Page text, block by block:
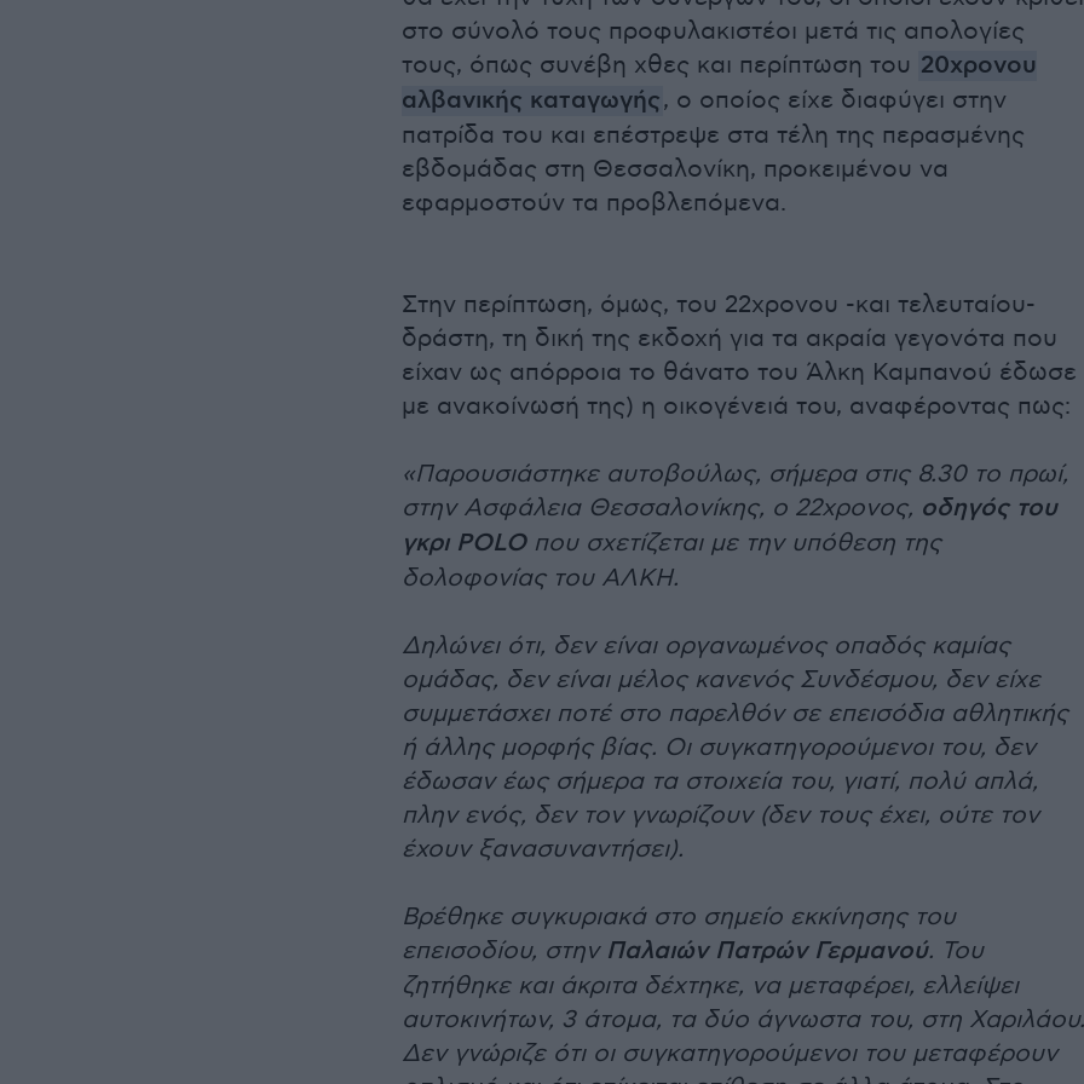
στο σύνολό τους προφυλακιστέοι μετά τις απολογίες
τους, όπως συνέβη χθες και περίπτωση του 20χρονου
αλβανικής καταγωγής, ο οποίος είχε διαφύγει στην
πατρίδα του και επέστρεψε στα τέλη της περασμένης
εβδομάδας στη Θεσσαλονίκη, προκειμένου να
εφαρμοστούν τα προβλεπόμενα.
Στην περίπτωση, όμως, του 22χρονου -και τελευταίου-
δράστη, τη δική της εκδοχή για τα ακραία γεγονότα που
είχαν ως απόρροια το θάνατο του Άλκη Καμπανού έδωσε
με ανακοίνωσή της) η οικογένειά του, αναφέροντας πως:
«Παρουσιάστηκε αυτοβούλως, σήμερα στις 8.30 το πρωί,
στην Ασφάλεια Θεσσαλονίκης, ο 22χρονος, οδηγός του
γκρι POLOπου σχετίζεται με την υπόθεση της
δολοφονίας του ΑΛΚΗ.
Δηλώνει ότι, δεν είναι οργανωμένος οπαδός καμίας
ομάδας, δεν είναι μέλος κανενός Συνδέσμου, δεν είχε
συμμετάσχει ποτέ στο παρελθόν σε επεισόδια αθλητικής
ή άλλης μορφής βίας. Οι συγκατηγορούμενοι του, δεν
έδωσαν έως σήμερα τα στοιχεία του, γιατί, πολύ απλά,
πλην ενός, δεν τον γνωρίζουν (δεν τους έχει, ούτε τον
έχουν ξανασυναντήσει).
Βρέθηκε συγκυριακά στο σημείο εκκίνησης του
επεισοδίου, στην Παλαιών Πατρών Γερμανού. Του
ζητήθηκε και άκριτα δέχτηκε, να μεταφέρει, ελλείψει
αυτοκινήτων, 3 άτομα, τα δύο άγνωστα του, στη Χαριλάου.
Δεν γνώριζε ότι οι συγκατηγορούμενοι του μεταφέρουν